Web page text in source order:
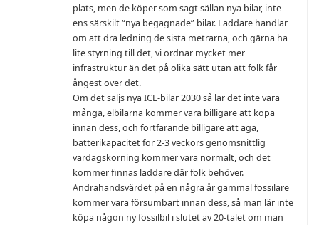
plats, men de köper som sagt sällan nya bilar, inte
ens särskilt “nya begagnade” bilar. Laddare handlar
om att dra ledning de sista metrarna, och gärna ha
lite styrning till det, vi ordnar mycket mer
infrastruktur än det på olika sätt utan att folk får
ångest över det.
Om det säljs nya ICE-bilar 2030 så lär det inte vara
många, elbilarna kommer vara billigare att köpa
innan dess, och fortfarande billigare att äga,
batterikapacitet för 2-3 veckors genomsnittlig
vardagskörning kommer vara normalt, och det
kommer finnas laddare där folk behöver.
Andrahandsvärdet på en några år gammal fossilare
kommer vara försumbart innan dess, så man lär inte
köpa någon ny fossilbil i slutet av 20-talet om man